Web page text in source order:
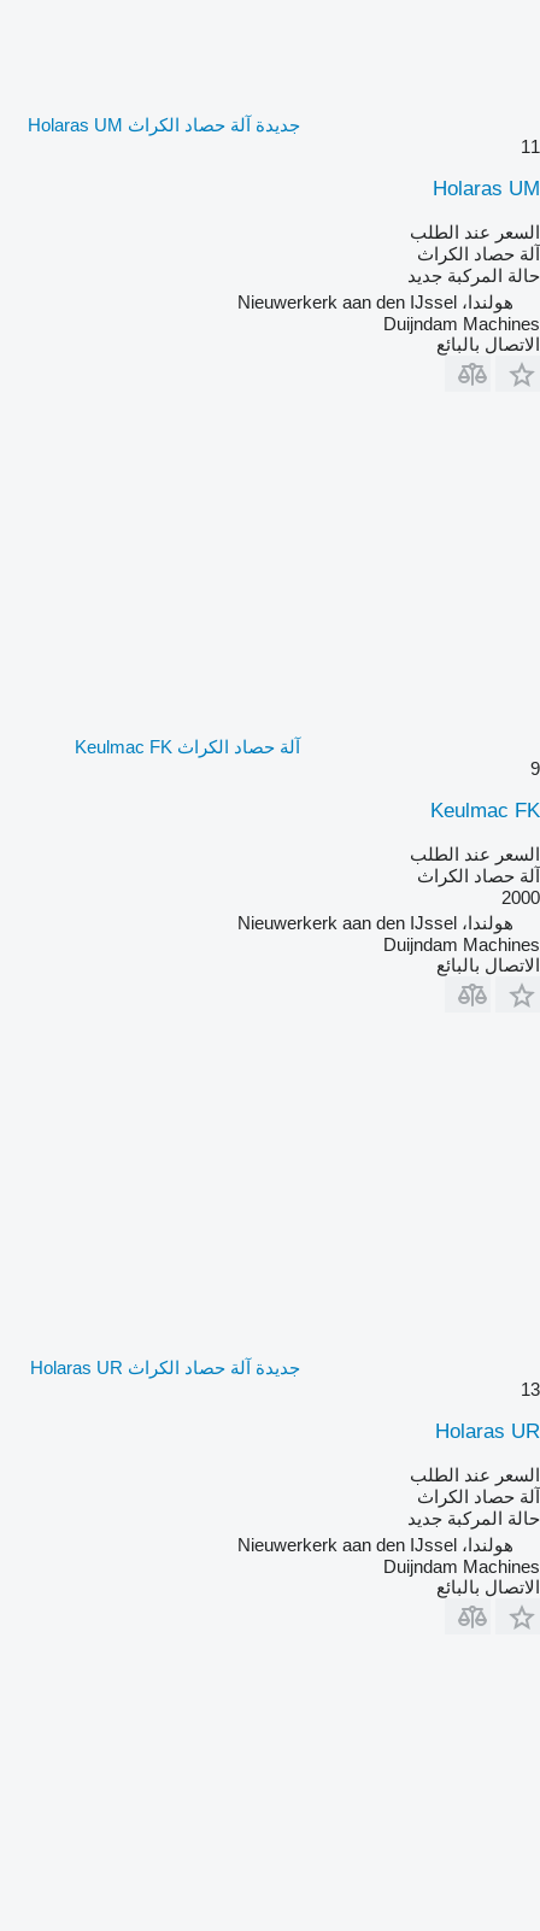
جديدة آلة حصاد الكراث Holaras UM
11
Holaras UM
السعر عند الطلب
آلة حصاد الكراث
حالة المركبة جديد
هولندا، Nieuwerkerk aan den IJssel
Duijndam Machines
الاتصال بالبائع
آلة حصاد الكراث Keulmac FK
9
Keulmac FK
السعر عند الطلب
آلة حصاد الكراث
2000
هولندا، Nieuwerkerk aan den IJssel
Duijndam Machines
الاتصال بالبائع
جديدة آلة حصاد الكراث Holaras UR
13
Holaras UR
السعر عند الطلب
آلة حصاد الكراث
حالة المركبة جديد
هولندا، Nieuwerkerk aan den IJssel
Duijndam Machines
الاتصال بالبائع